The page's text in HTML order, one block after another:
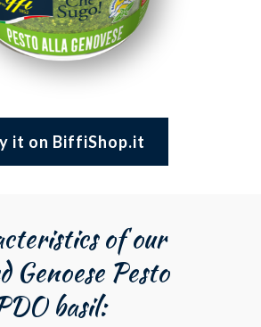
it on BiffiShop.it
of our
Genoese Pesto
basil: